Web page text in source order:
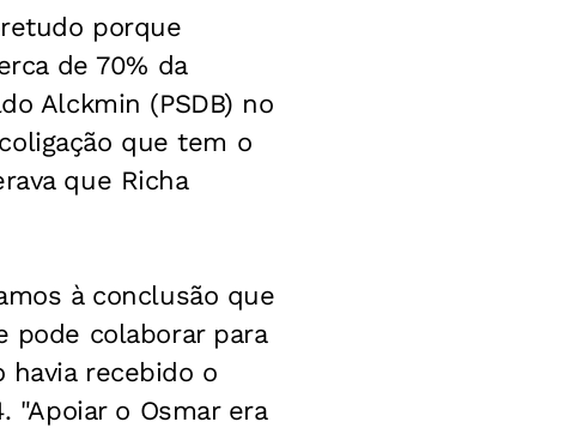
porque
de 70% da
Alckmin (PSDB) no
que tem o
que Richa
à conclusão que
pode colaborar para
havia recebido o
"Apoiar o Osmar era